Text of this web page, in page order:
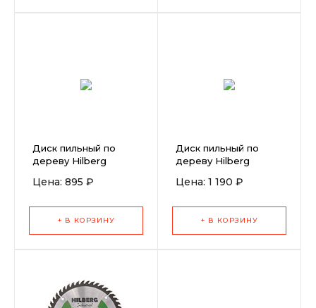
Диск пильный по
дереву Hilberg
Цена: 895 ₽
+ В КОРЗИНУ
Диск пильный по
дереву Hilberg
Цена: 1 190 ₽
+ В КОРЗИНУ